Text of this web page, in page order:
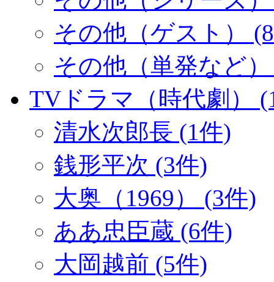
その他（ゲスト）
その他（単発など
TVドラマ（時代劇）
清水次郎長 (1件)
銭形平次 (3件)
大奥（1969） (3件)
ああ忠臣蔵 (6件)
大岡越前 (5件)